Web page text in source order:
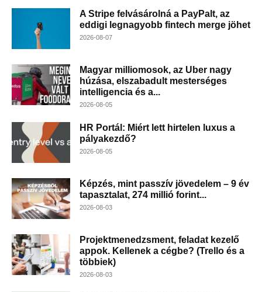
A Stripe felvásárolná a PayPalt, az
eddigi legnagyobb fintech merge jöhet
2026-08-07
Magyar milliomosok, az Uber nagy
húzása, elszabadult mesterséges
intelligencia és a...
2026-08-05
HR Portál: Miért lett hirtelen luxus a
pályakezdő?
2026-08-05
Képzés, mint passzív jövedelem – 9 év
tapasztalat, 274 millió forint...
2026-08-03
Projektmenedzsment, feladat kezelő
appok. Kellenek a cégbe? (Trello és a
többiek)
2026-08-03